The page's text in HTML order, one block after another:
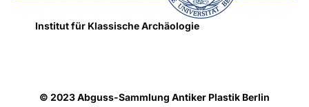
Institut für Klassische Archäologie
© 2023 Abguss-Sammlung Antiker Plastik Berlin